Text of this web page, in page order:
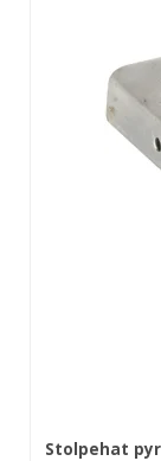
Stolpehat